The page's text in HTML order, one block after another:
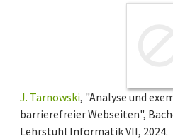
J. Tarnowski, "Analyse und
barrierefreier Webseiten",
Lehrstuhl Informatik VII, 2024.